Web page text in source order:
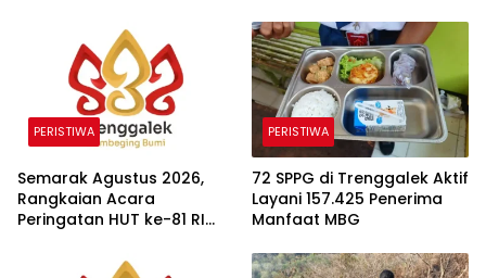
PERISTIWA
Semarak Agustus 2026,
Rangkaian Acara
Peringatan HUT ke-81 RI
PERISTIWA
72 SPPG di Trenggalek Aktif
Layani 157.425 Penerima
Manfaat MBG